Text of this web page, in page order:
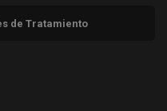
de Tratamiento